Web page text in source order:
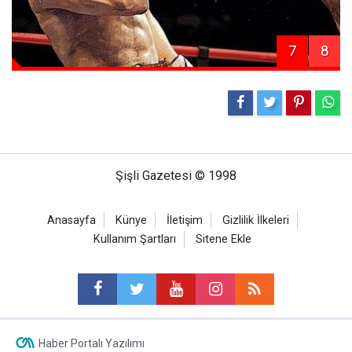
7 8
Şişli Gazetesi © 1998
Anasayfa Künye İletişim
Gizlilik İlkeleri
Kullanım Şartları
Sitene Ekle
Haber Portalı Yazılımı